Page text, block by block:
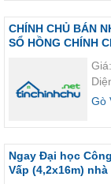
CHÍNH CHỦ BÁN
SỔ HỒNG CHÍNH
Giá:
Gò
Ngay Đại học
Vấp (4,2x16m)